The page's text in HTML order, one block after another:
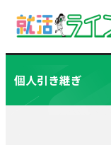
個人引き継ぎ